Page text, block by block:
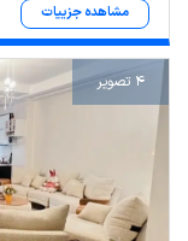
مشاهده جزییات
4 تصویر